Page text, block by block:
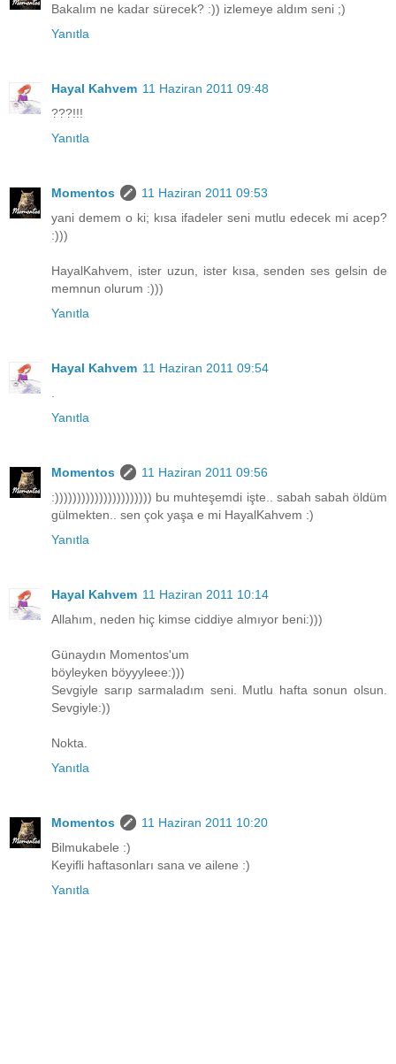
Bakalım ne kadar sürecek? :)) izlemeye aldım seni ;)
Yanıtla
Hayal Kahvem 11 Haziran 2011 09:48
???!!!
Yanıtla
Momentos
11 Haziran 2011 09:53
yani demem o ki; kısa ifadeler seni mutlu edecek mi acep?
:)))
HayalKahvem, ister uzun, ister kısa, senden ses gelsin de
memnun olurum :)))
Yanıtla
Hayal Kahvem 11 Haziran 2011 09:54
Yanıtla
Momentos
11 Haziran 2011 09:56
:)))))))))))))))))))))) bu muhteşemdi işte.. sabah sabah öldüm
gülmekten.. sen çok yaşa e mi HayalKahvem :)
Yanıtla
Hayal Kahvem 11 Haziran 2011 10:14
Allahım, neden hiç kimse ciddiye almıyor beni:)))
Günaydın Momentos'um
böyleyken böyyyleee:)))
Sevgiyle sarıp sarmaladım seni. Mutlu hafta sonun olsun.
Sevgiyle:))
Nokta.
Yanıtla
Momentos
11 Haziran 2011 10:20
Bilmukabele :)
Keyifli haftasonları sana ve ailene :)
Yanıtla